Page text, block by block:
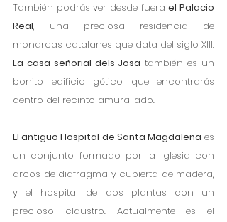
También podrás ver desde fuera el Palacio
Real, una preciosa residencia de
La casa señorial dels Josa también es un
bonito edificio gótico que encontrarás
dentro del recinto amurallado.
El antiguo Hospital de Santa Magdalena es
un conjunto formado por la Iglesia con
arcos de diafragma y cubierta de madera,
y el hospital de dos plantas con un
precioso claustro. Actualmente es el